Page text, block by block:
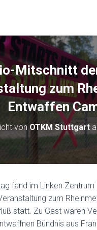
Mitschnitt
zum
Entwaffen
von OTKM Stuttgart
fand im Linken Zentrum
zum
statt. Zu Gast waren
Bündnis aus